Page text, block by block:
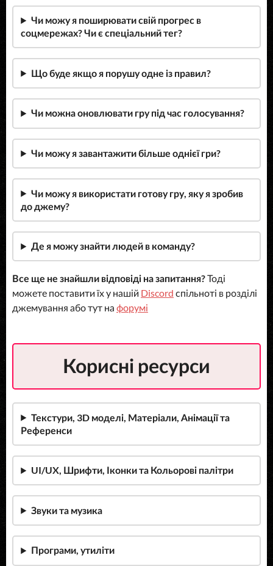
Чи можу я поширювати свій прогрес в
соцмережах? Чи є спеціальний тег?
Що буде якщо я порушу одне із правил?
Чи можна оновлювати гру під час голосування?
Чи можу я завантажити більше однієї гри?
Чи можу я використати готову гру, яку я зробив
до джему?
Де я можу знайти людей в команду?
Все ще не знайшли відповіді на запитання?Тоді
можете поставити їх у нашій Discord спільноті в розділі
джемування або тут на форумі
Корисні ресурси
Текстури, 3D моделі, Матеріали, Анімації та
Референси
UI/UX, Шрифти, Іконки та Кольорові палітри
Звуки та музика
Програми, утиліти